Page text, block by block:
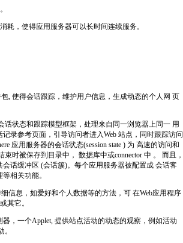
，使得应用服务器可以长时间连续服务。
, 使得会话跟踪，维护用户信息，生成动态的个人网 页
状态和跟踪模型框架，处理来自同一浏览器上同一 用
录参考页面，引导访问者进入Web 站点，同时跟踪访问
应用服务器的会话状态(session state ) 为 高速的访问和
时被保存到目录中， 数据库中或connector 中 。 而且，
话缓冲区 (会话簇)。每个应用服务器被配置成 会话客
相关功能。
息，如爱好和个人数据等的方法，可 在Web应用程序
其它。
一个Applet, 提供站点活动的动态的观察，例如活动